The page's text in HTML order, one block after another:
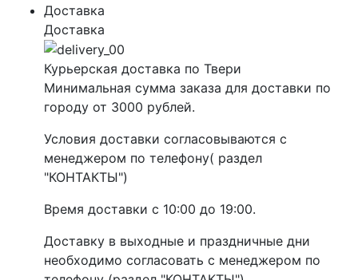
Доставка
Доставка
Курьерская доставка по Твери
Минимальная сумма заказа для доставки по
городу от 3000 рублей.
Условия доставки согласовываются с
менеджером по телефону( раздел
"КОНТАКТЫ")
Время доставки с 10:00 до 19:00.
Доставку в выходные и праздничные дни
необходимо согласовать с менеджером по